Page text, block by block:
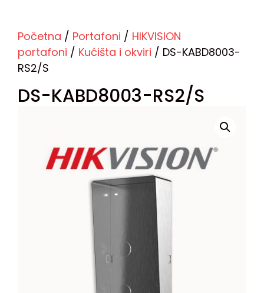
Početna / Portafoni / HIKVISION
portafoni / Kućišta i okviri / DS-KABD8003-
RS2/S
DS-KABD8003-RS2/S